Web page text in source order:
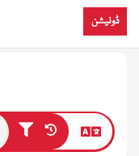
ڈونیشن